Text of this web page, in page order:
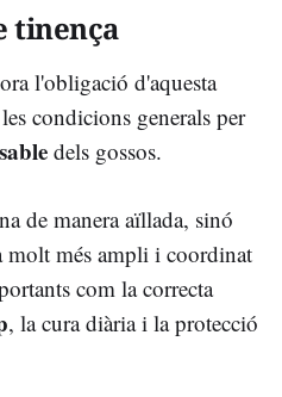
tinença
l'obligació d'aquesta
condicions generals per
dels gossos.
de manera aïllada, sinó
molt més ampli i coordinat
com la correcta
, la cura diària i la protecció